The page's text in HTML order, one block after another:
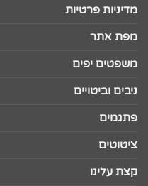
מדיניות פרטיות
מפת אתר
משפטים יפים
ניבים וביטויים
פתגמים
ציטוטים
קצת עלינו